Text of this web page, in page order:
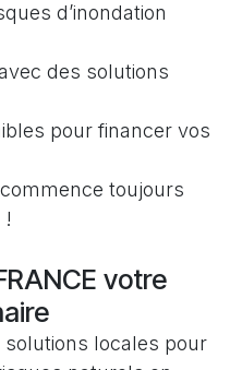
d’inondation
des solutions
pour financer vos
toujours
!
votre
solutions locales pour